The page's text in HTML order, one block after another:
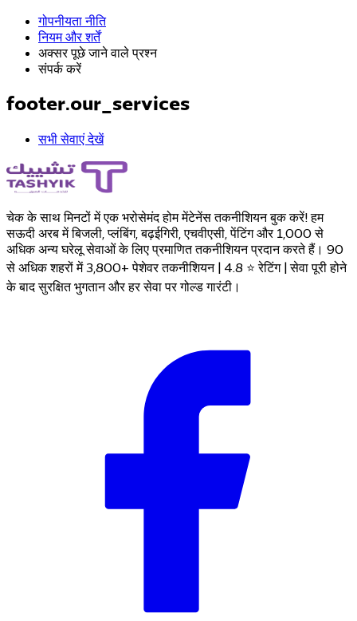
गोपनीयता नीति
नियम और शर्तें
अक्सर पूछे जाने वाले प्रश्न
संपर्क करें
footer.our_services
सभी सेवाएं देखें
चेक के साथ मिनटों में एक भरोसेमंद होम मेंटेनेंस तकनीशियन बुक करें! हम
सऊदी अरब में बिजली, प्लंबिंग, बढ़ईगिरी, एचवीएसी, पेंटिंग और 1,000 से
अधिक अन्य घरेलू सेवाओं के लिए प्रमाणित तकनीशियन प्रदान करते हैं। 90
से अधिक शहरों में 3,800+ पेशेवर तकनीशियन | 4.8 ⭐ रेटिंग | सेवा पूरी होने
के बाद सुरक्षित भुगतान और हर सेवा पर गोल्ड गारंटी।